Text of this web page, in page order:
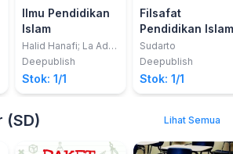
Ilmu Pendidikan
Islam
Halid Hanafi; La Adu;
Zainuddin
Deepublish
Stok: 1/1
Filsafat
Pendidikan Islam
Sudarto
Deepublish
Stok: 1/1
(SD) Lihat Semua